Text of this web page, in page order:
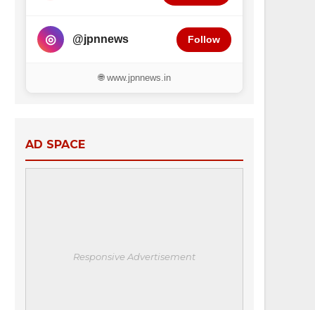
◎ @jpnnews Follow
🌐 www.jpnnews.in
AD SPACE
Responsive Advertisement